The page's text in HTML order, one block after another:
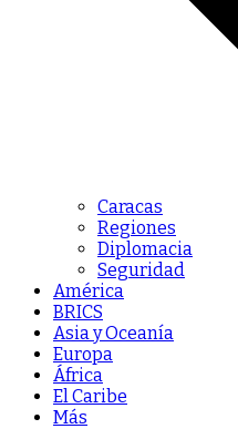
Caracas
Regiones
Diplomacia
Seguridad
América
BRICS
Asia y Oceanía
Europa
África
El Caribe
Más